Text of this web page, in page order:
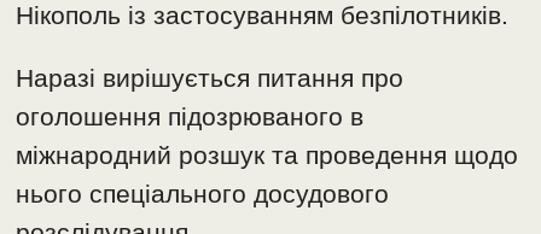
Нікополь із застосуванням безпілотників.
Наразі вирішується питання про
оголошення підозрюваного в
міжнародний розшук та проведення щодо
нього спеціального досудового